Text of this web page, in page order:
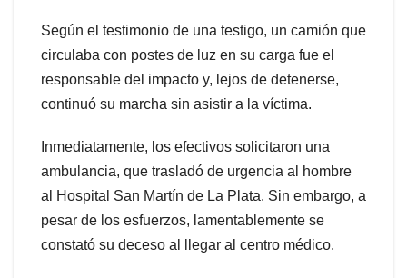
Según el testimonio de una testigo, un camión que
circulaba con postes de luz en su carga fue el
responsable del impacto y, lejos de detenerse,
continuó su marcha sin asistir a la víctima.
Inmediatamente, los efectivos solicitaron una
ambulancia, que trasladó de urgencia al hombre
al Hospital San Martín de La Plata. Sin embargo, a
pesar de los esfuerzos, lamentablemente se
constató su deceso al llegar al centro médico.